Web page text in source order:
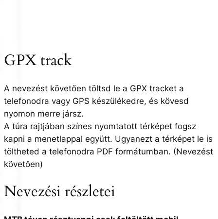
GPX track
A nevezést követően töltsd le a GPX tracket a
telefonodra vagy GPS készülékedre, és kövesd
nyomon merre jársz.
A túra rajtjában színes nyomtatott térképet fogsz
kapni a menetlappal együtt. Ugyanezt a térképet le is
töltheted a telefonodra PDF formátumban. (Nevezést
követően)
Nevezési részletei